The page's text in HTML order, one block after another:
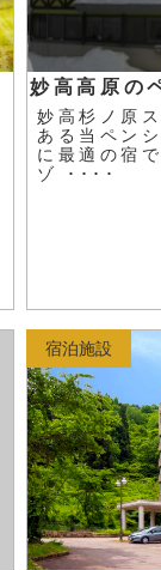
妙高高原の
妙高杉ノ原
ある当ペン
に最適の宿
ゾ ････
宿泊施設